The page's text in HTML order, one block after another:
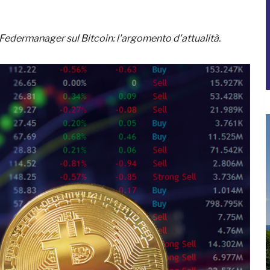
sul Bitcoin: l'argomento d'attualità.